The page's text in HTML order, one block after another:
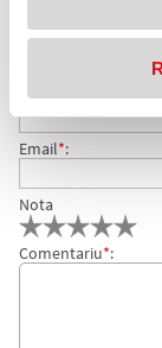
MONTURA
Nu exista
Nume
Email*:
Nota
Comentariu*: